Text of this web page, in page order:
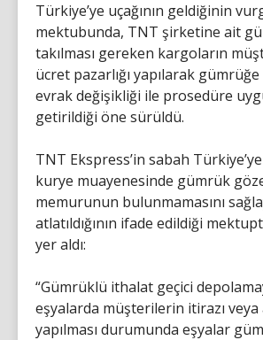
Türkiye’ye uçağının geldiğinin
mektubunda, TNT şirketine ait
takılması gereken kargoların
ücret pazarlığı yapılarak
evrak değişikliği ile prosedüre
getirildiği öne sürüldü.
TNT Ekspress’in sabah
kurye muayenesinde gümrük
memurunun bulunmamasını
atlatıldığının ifade edildiği
yer aldı:
“Gümrüklü ithalat geçici
eşyalarda müşterilerin itirazı veya
yapılması durumunda eşyalar